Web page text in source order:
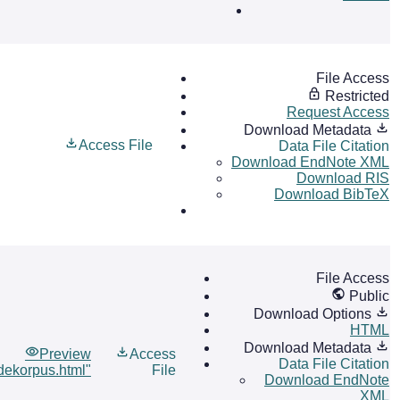
Access File
File Access
Restricted
Request Access
Download Metadata
Data File Citation
Download EndNote XML
Download RIS
Download BibTeX
Preview
Access
File
File Access
Public
Download Options
HTML
Download Metadata
Data File Citation
Download EndNote
XML